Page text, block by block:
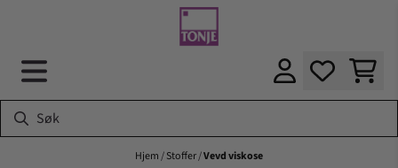
Hjem/Stoffer/Vevd viskose